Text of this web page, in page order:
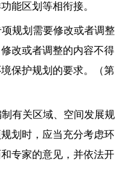
能区划等相衔接。
规划需要修改或者调整
改或者调整的内容不得
保护规划的要求。（第
有关区域、空间发展规
划时，应当充分考虑环
专家的意见，并依法开